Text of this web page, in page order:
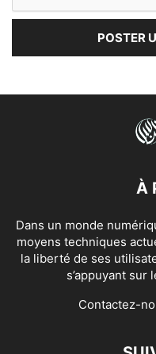
À
Dans un monde
moyens techniques
la liberté de ses
s’appuyant sur
Contactez-